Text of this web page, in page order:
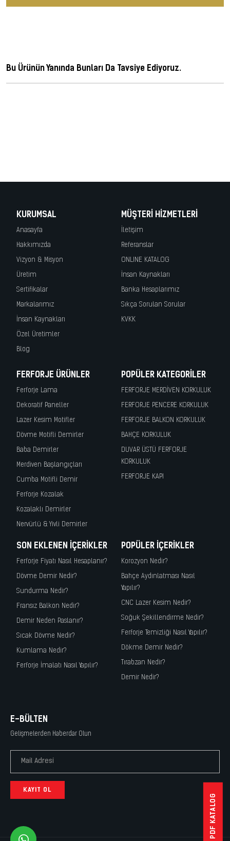
PDF KATALOG
Bu Ürünün Yanında Bunları Da Tavsiye Ediyoruz.
KURUMSAL
Anasayfa
Hakkımızda
Vizyon & Misyon
Üretim
Sertifikalar
Markalarımız
İnsan Kaynakları
Özel Üretimler
Blog
MÜŞTERI HIZMETLERI
İletişim
Referanslar
ONLINE KATALOG
İnsan Kaynakları
Banka Hesaplarımız
Sıkça Sorulan Sorular
KVKK
FERFORJE ÜRÜNLER
Ferforje Lama
Dekoratif Paneller
Lazer Kesim Motifler
Dövme Motifli Demirler
Baba Demirler
Merdiven Başlangıçları
Cumba Motifli Demir
Ferforje Kozalak
Kozalaklı Demirler
Nervürlü & Yivli Demirler
POPÜLER KATEGORILER
FERFORJE MERDİVEN KORKULUK
FERFORJE PENCERE KORKULUK
FERFORJE BALKON KORKULUK
BAHÇE KORKULUK
DUVAR ÜSTÜ FERFORJE
KORKULUK
FERFORJE KAPI
SON EKLENEN İÇERIKLER
Ferforje Fiyatı Nasıl Hesaplanır?
Dövme Demir Nedir?
Sundurma Nedir?
Fransız Balkon Nedir?
Demir Neden Paslanır?
Sıcak Dövme Nedir?
Kumlama Nedir?
Ferforje İmalatı Nasıl Yapılır?
POPÜLER İÇERIKLER
Korozyon Nedir?
Bahçe Aydınlatması Nasıl
Yapılır?
CNC Lazer Kesim Nedir?
Soğuk Şekillendirme Nedir?
Ferforje Temizliği Nasıl Yapılır?
Dökme Demir Nedir?
Tırabzan Nedir?
Demir Nedir?
E-BÜLTEN
Gelişmelerden Haberdar Olun
KAYIT OL